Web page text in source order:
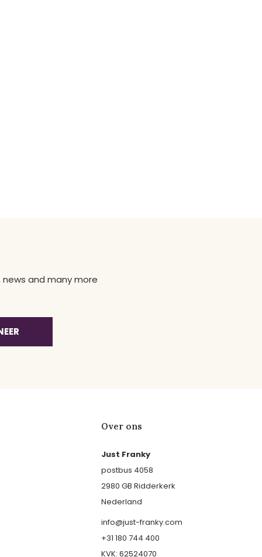
and many more
Over ons
Just Franky
postbus 4058
2980 GB Ridderkerk
Nederland
info@just-franky.com
+31 180 744 400
KVK: 62524070